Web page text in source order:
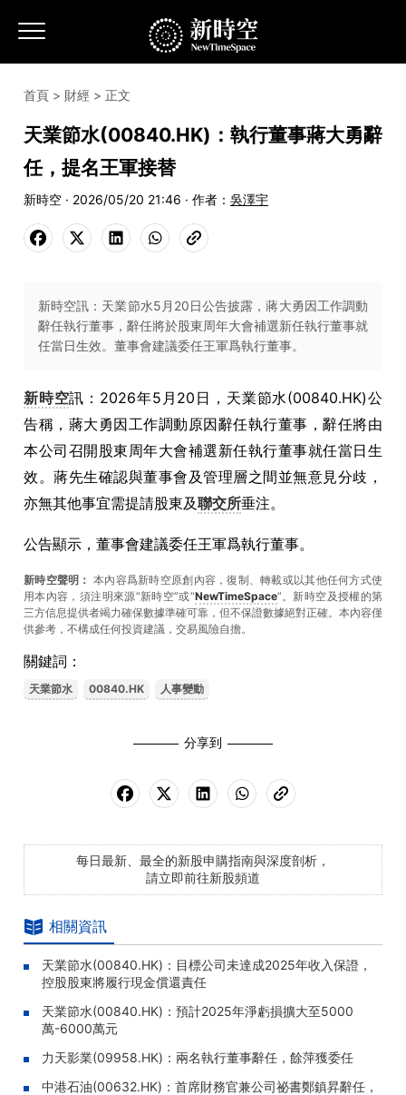
首頁 > 財經 > 正文
天業節水(00840.HK)：執行董事蔣大勇辭
任，提名王軍接替
新時空 · 2026/05/20 21:46 · 作者： 吳澤宇
新時空訊：天業節水5月20日公告披露，蔣大勇因工作調動
辭任執行董事，辭任將於股東周年大會補選新任執行董事就
任當日生效。董事會建議委任王軍爲執行董事。
新時空訊：2026年5月20日，天業節水(00840.HK)公
告稱，蔣大勇因工作調動原因辭任執行董事，辭任將由
本公司召開股東周年大會補選新任執行董事就任當日生
效。蔣先生確認與董事會及管理層之間並無意見分歧，
亦無其他事宜需提請股東及聯交所垂注。
公告顯示，董事會建議委任王軍爲執行董事。
新時空聲明： 本內容爲新時空原創內容，復制、轉載或以其他任何方式使
用本內容，須注明來源“新時空”或“NewTimeSpace”。新時空及授權的第
三方信息提供者竭力確保數據準確可靠，但不保證數據絕對正確。本內容僅
供參考，不構成任何投資建議，交易風險自擔。
關鍵詞：
天業節水 00840.HK 人事變動
分享到
每日最新、最全的新股申購指南與深度剖析，
請立即前往新股頻道
相關資訊
天業節水(00840.HK)：目標公司未達成2025年收入保證，
控股股東將履行現金償還責任
天業節水(00840.HK)：預計2025年淨虧損擴大至5000
萬-6000萬元
力天影業(09958.HK)：兩名執行董事辭任，餘萍獲委任
中港石油(00632.HK)：首席財務官兼公司祕書鄭鎮昇辭任，